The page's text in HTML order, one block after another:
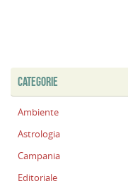
CATEGORIE
Ambiente
Astrologia
Campania
Editoriale